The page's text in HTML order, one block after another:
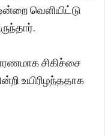
வெளியிட்டு
சிகிச்சை
உயிரிழந்ததாக